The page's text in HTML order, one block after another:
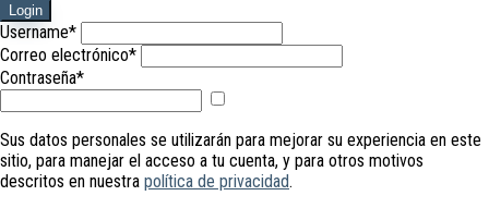
Login
Username*
Correo electrónico*
Contraseña*
Sus datos personales se utilizarán para mejorar su experiencia en este
sitio, para manejar el acceso a tu cuenta, y para otros motivos
descritos en nuestra política de privacidad.